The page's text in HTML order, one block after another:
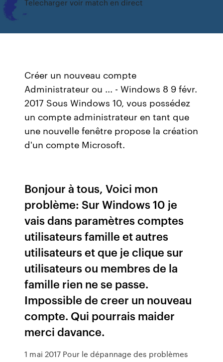
Telecharger voir match en direct
Créer un nouveau compte
Administrateur ou ... - Windows 8 9 févr.
2017 Sous Windows 10, vous possédez
un compte administrateur en tant que
une nouvelle fenêtre propose la création
d'un compte Microsoft.
Bonjour à tous, Voici mon
problème: Sur Windows 10 je
vais dans paramètres comptes
utilisateurs famille et autres
utilisateurs et que je clique sur
utilisateurs ou membres de la
famille rien ne se passe.
Impossible de creer un nouveau
compte. Qui pourrais maider
merci davance.
1 mai 2017 Pour le dépannage des problèmes